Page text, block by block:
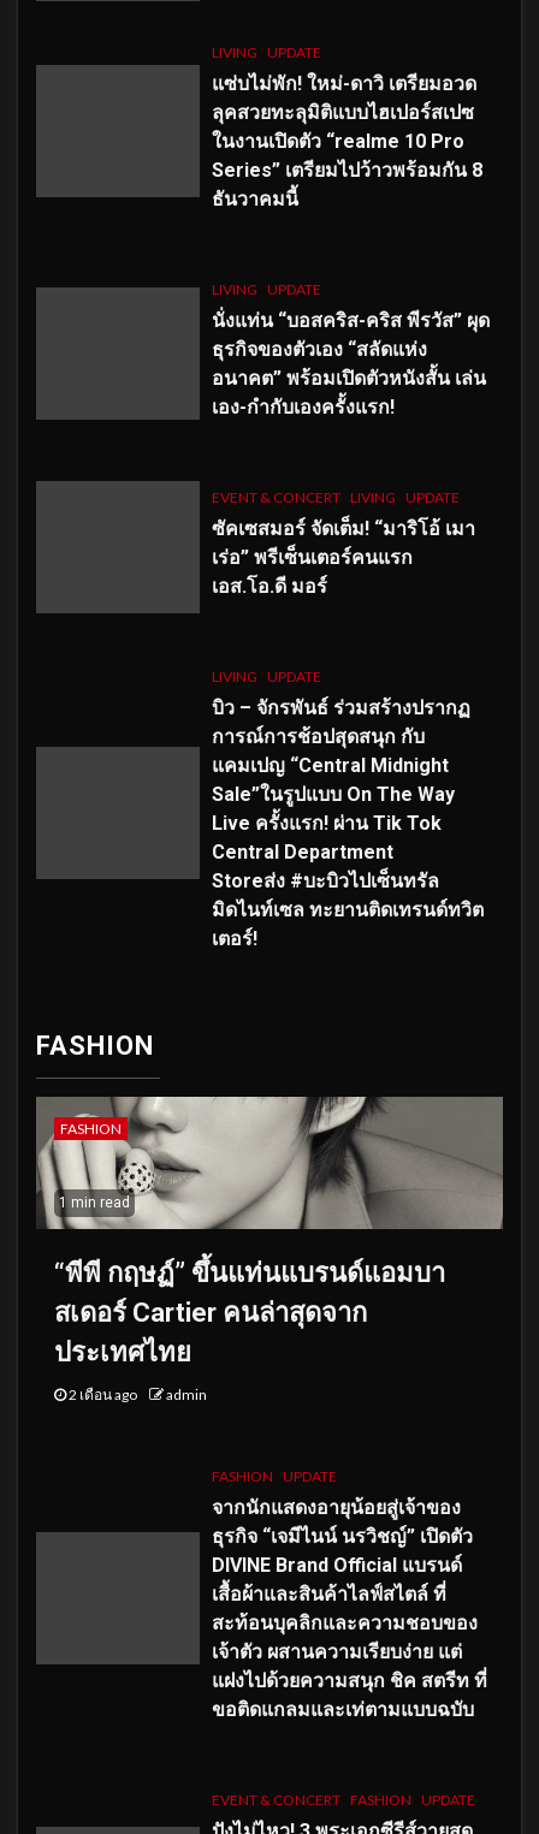
LIVING UPDATE
แซ่บไม่พัก! ใหม่-ดาวิ เตรียมอวด
ลุคสวยทะลุมิติแบบไฮเปอร์สเปซ
ในงานเปิดตัว “realme 10 Pro
Series” เตรียมไปว้าวพร้อมกัน 8
ธันวาคมนี้
LIVING UPDATE
นั่งแท่น “บอสคริส-คริส พีรวัส” ผุด
ธุรกิจของตัวเอง “สลัดแห่ง
อนาคต” พร้อมเปิดตัวหนังสั้น เล่น
เอง-กำกับเองครั้งแรก!
EVENT & CONCERT LIVING UPDATE
ซัคเซสมอร์ จัดเต็ม! “มาริโอ้ เมา
เร่อ” พรีเซ็นเตอร์คนแรก
เอส.โอ.ดี มอร์
LIVING UPDATE
บิว – จักรพันธ์ ร่วมสร้างปรากฏ
การณ์การช้อปสุดสนุก กับ
แคมเปญ “Central Midnight
Sale”ในรูปแบบ On The Way
Live ครั้งแรก! ผ่าน Tik Tok
Central Department
Storeส่ง #บะบิวไปเซ็นทรัล
มิดไนท์เซล ทะยานติดเทรนด์ทวิต
เตอร์!
FASHION
FASHION
1 min read
“พีพี กฤษฏ์” ขึ้นแท่นแบรนด์แอมบา
สเดอร์ Cartier คนล่าสุดจาก
ประเทศไทย
2 เดือน ago admin
FASHION UPDATE
จากนักแสดงอายุน้อยสู่เจ้าของ
ธุรกิจ “เจมีไนน์ นรวิชญ์” เปิดตัว
DIVINE Brand Official แบรนด์
เสื้อผ้าและสินค้าไลฟ์สไตล์ ที่
สะท้อนบุคลิกและความชอบของ
เจ้าตัว ผสานความเรียบง่าย แต่
แฝงไปด้วยความสนุก ชิค สตรีท ที่
ขอติดแกลมและเท่ตามแบบฉบับ
EVENT & CONCERT FASHION UPDATE